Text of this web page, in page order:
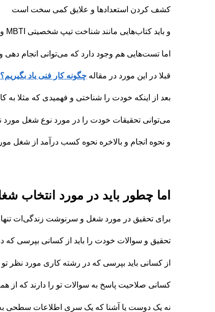
کشف کردن استعدادها و علایق کمی سخت است
و باید کتاب‌هایی مانند شناخت تیپ شخصیتی MBTI و کتاب‌های روانشناسی و خودشناسی را مطالعه کنی.
اما تست‌هایی هم وجود دارد که می‌توانی انجام
قبلا در این مورد در مقاله چگونه کار فنی یاد بگیریم؟
بعد از اینکه خودت را شناختی و فهمیدی که مثلا به
می‌توانی تحقیقات خودت را در مورد نوع شغل مورد
و نحوه انجام و بالاخره نحوه کسب درآمد از شغل
اما چطور باید در مورد انتخاب
برای تحقیق در مورد شغل و سرنوشت زندگی‌ات
تحقیق و سوالات خودت را باید از کسانی بپرسی
از کسانی باید بپرسی که در رشته کاری مورد نظر
کسانی صلاحیت پاسخ به سوالات تو را دارند که از
نه یک دوست یا آشنا که یک سری اطلاعات سطحی به